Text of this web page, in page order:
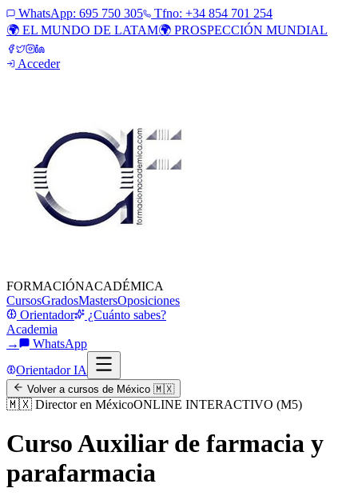
WhatsApp: 695 750 305
Tfno: +34 854 701 254
🌍 EL MUNDO DE LATAM🌍 PROSPECCIÓN MUNDIAL
Acceder
FORMACIÓNACADÉMICA
CursosGradosMastersOposiciones
Orientador
¿Cuánto sabes?
Academia
→
WhatsApp
Orientador IA
Volver a cursos de México 🇲🇽
🇲🇽 Director en MéxicoONLINE INTERACTIVO (M5)
Curso Auxiliar de farmacia y
parafarmacia